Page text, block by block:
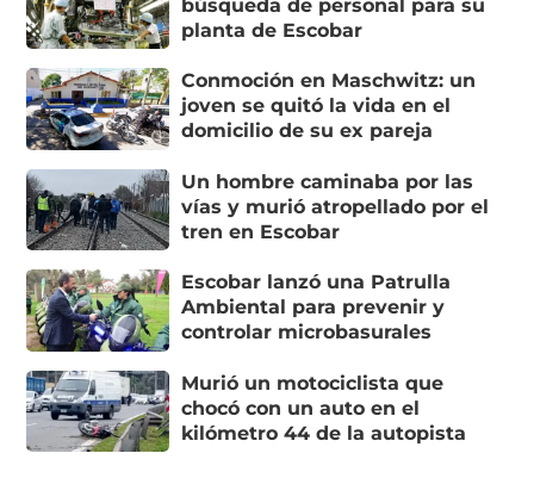
búsqueda de personal para su
planta de Escobar
Conmoción en Maschwitz: un
joven se quitó la vida en el
domicilio de su ex pareja
Un hombre caminaba por las
vías y murió atropellado por el
tren en Escobar
Escobar lanzó una Patrulla
Ambiental para prevenir y
controlar microbasurales
Murió un motociclista que
chocó con un auto en el
kilómetro 44 de la autopista